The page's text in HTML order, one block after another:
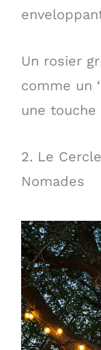
Un rosier
comme un
une touche
2. Le
Nomades